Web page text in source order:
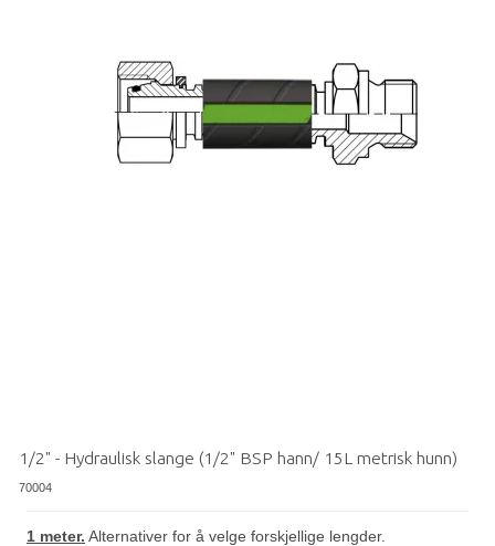
1/2" - Hydraulisk slange (1/2" BSP hann/ 15L metrisk hunn)
70004
1 meter. Alternativer for å velge forskjellige lengder.